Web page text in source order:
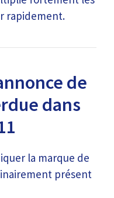
rapidement.
de
dans
la marque de
présent